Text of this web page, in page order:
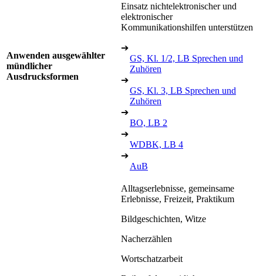
Anwenden ausgewählter
mündlicher
Ausdrucksformen
Einsatz nichtelektronischer und
elektronischer
Kommunikationshilfen unterstützen
➔
GS, Kl. 1/2, LB Sprechen und
Zuhören
➔
GS, Kl. 3, LB Sprechen und
Zuhören
➔
BO, LB 2
➔
WDBK, LB 4
➔
AuB
Alltagserlebnisse, gemeinsame
Erlebnisse, Freizeit, Praktikum
Bildgeschichten, Witze
Nacherzählen
Wortschatzarbeit